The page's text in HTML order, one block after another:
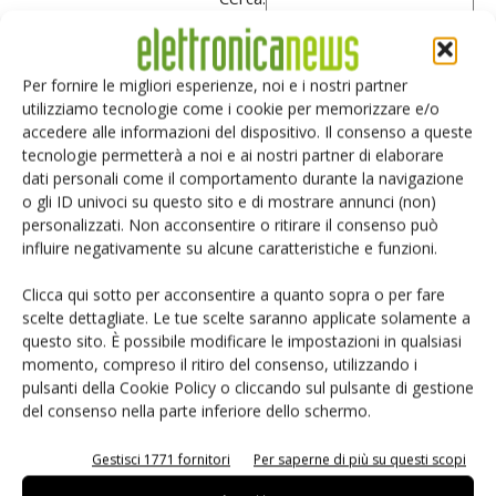
Per fornire le migliori esperienze, noi e i nostri partner
utilizziamo tecnologie come i cookie per memorizzare e/o
accedere alle informazioni del dispositivo. Il consenso a queste
tecnologie permetterà a noi e ai nostri partner di elaborare
dati personali come il comportamento durante la navigazione
o gli ID univoci su questo sito e di mostrare annunci (non)
personalizzati. Non acconsentire o ritirare il consenso può
influire negativamente su alcune caratteristiche e funzioni.
Clicca qui sotto per acconsentire a quanto sopra o per fare
scelte dettagliate. Le tue scelte saranno applicate solamente a
questo sito. È possibile modificare le impostazioni in qualsiasi
momento, compreso il ritiro del consenso, utilizzando i
pulsanti della Cookie Policy o cliccando sul pulsante di gestione
del consenso nella parte inferiore dello schermo.
Gestisci 1771 fornitori Per saperne di più su questi scopi
VOUT+
I
OUT
1
I OUT
2
f sw
24V 5V -5V
100
mA
100
mA
500
kHz
Vista da 1 a 1 di 1 elementi
❮ 1
Tabella 1. Parametri chiave di un Alimentatore Duale
Le forme d'onda simulate sono mostrate in Figura 6.
della corrente dell’avvolgimento secondario (Is) fa